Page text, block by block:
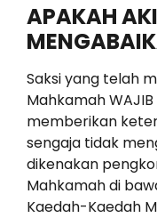
APAKAH
Saksi yang telah
Mahkamah
memberikan
sengaja tidak
dikenakan
Mahkamah di
Kaedah-Kaedah